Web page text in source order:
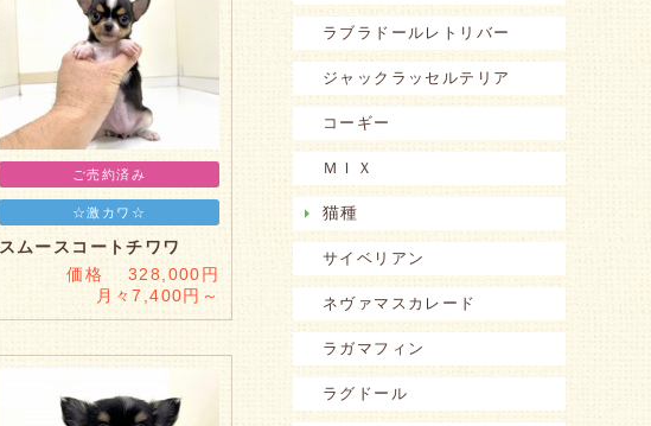
ご売約済み
☆激カワ☆
スムースコートチワワ
価格 328,000円
月々7,400円～
ラブラドールレトリバー
ジャックラッセルテリア
コーギー
ＭＩＸ
猫種
サイベリアン
ネヴァマスカレード
ラガマフィン
ラグドール